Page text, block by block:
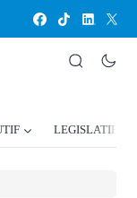
LEGISLATIF